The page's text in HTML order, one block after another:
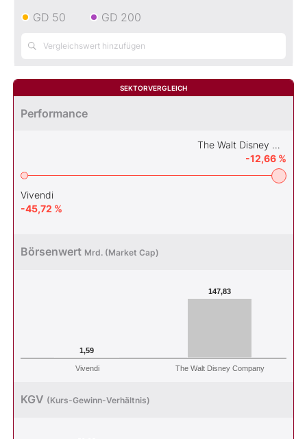
GD 50 GD 200
SEKTORVERGLEICH
Performance
Vivendi
-45,72 %
The Walt Disney Company
-12,66 %
Börsenwert Mrd. (Market Cap)
1,59
147,83
Vivendi The Walt Disney Company
KGV (Kurs-Gewinn-Verhältnis)